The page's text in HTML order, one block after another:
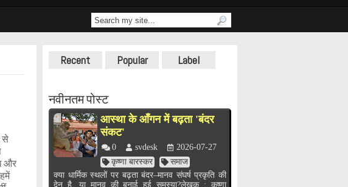
से
और
Recent Popular Label
नवीनतम पोस्ट
आस्था के आँगन में बढ़ता 'बंदर
संकट'
0 svdesk
2026-07-27
कृष्णा बारस्कर
समाज
क्या धार्मिक स्थलों पर बढ़ता बंदर–मानव संघर्ष प्रकृति की
देन है, या मानव की बनाई हुई समस्या?लेखक : कृष्णा